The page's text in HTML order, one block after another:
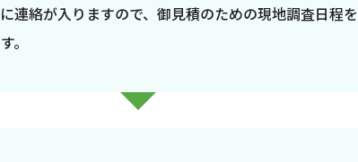
連絡が入りますので、御見積のための現地調査日程を
。